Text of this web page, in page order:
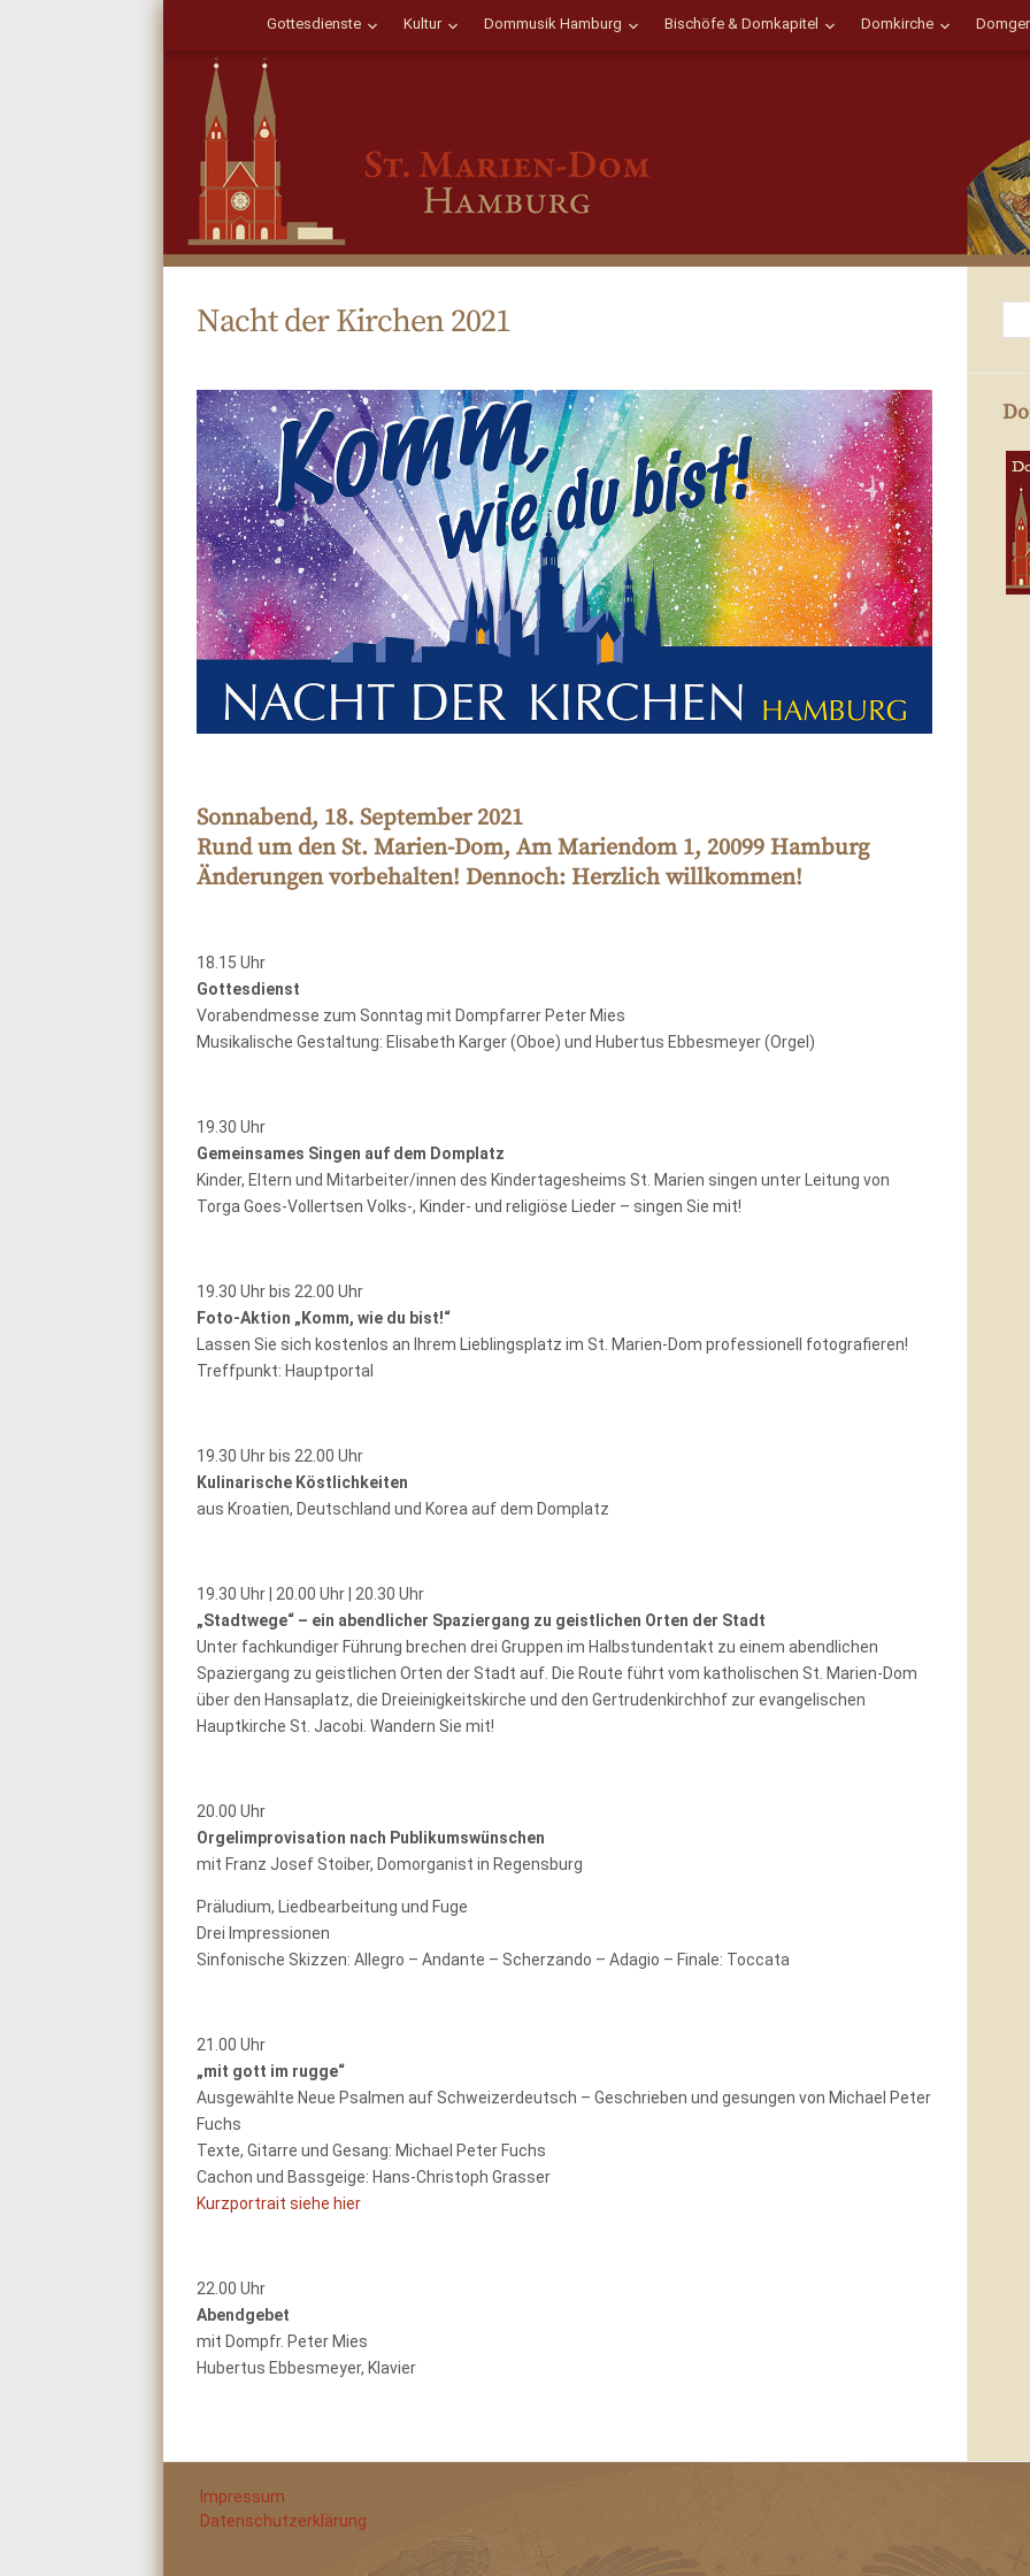
Gottesdienste Kultur Dommusik Hamburg Bischöfe & Domkapitel Domkirche
Nacht der Kirchen 2021
Sonnabend, 18. September 2021
Rund um den St. Marien-Dom, Am Mariendom 1, 20099 Hamburg
Änderungen vorbehalten! Dennoch: Herzlich willkommen!
18.15 Uhr
Gottesdienst
Vorabendmesse zum Sonntag mit Dompfarrer Peter Mies
Musikalische Gestaltung: Elisabeth Karger (Oboe) und Hubertus Ebbesmeyer (Orgel)
19.30 Uhr
Gemeinsames Singen auf dem Domplatz
Kinder, Eltern und Mitarbeiter/innen des Kindertagesheims St. Marien singen unter Leitung von
Torga Goes-Vollertsen Volks-, Kinder- und religiöse Lieder – singen Sie mit!
19.30 Uhr bis 22.00 Uhr
Foto-Aktion „Komm, wie du bist!“
Lassen Sie sich kostenlos an Ihrem Lieblingsplatz im St. Marien-Dom professionell fotografieren!
Treffpunkt: Hauptportal
19.30 Uhr bis 22.00 Uhr
Kulinarische Köstlichkeiten
aus Kroatien, Deutschland und Korea auf dem Domplatz
19.30 Uhr | 20.00 Uhr | 20.30 Uhr
„Stadtwege“ – ein abendlicher Spaziergang zu geistlichen Orten der Stadt
Unter fachkundiger Führung brechen drei Gruppen im Halbstundentakt zu einem abendlichen
Spaziergang zu geistlichen Orten der Stadt auf. Die Route führt vom katholischen St. Marien-Dom
über den Hansaplatz, die Dreieinigkeitskirche und den Gertrudenkirchhof zur evangelischen
Hauptkirche St. Jacobi. Wandern Sie mit!
20.00 Uhr
Orgelimprovisation nach Publikumswünschen
mit Franz Josef Stoiber, Domorganist in Regensburg
Präludium, Liedbearbeitung und Fuge
Drei Impressionen
Sinfonische Skizzen: Allegro – Andante – Scherzando – Adagio – Finale: Toccata
21.00 Uhr
„mit gott im rugge“
Ausgewählte Neue Psalmen auf Schweizerdeutsch – Geschrieben und gesungen von Michael Peter
Fuchs
Texte, Gitarre und Gesang: Michael Peter Fuchs
Cachon und Bassgeige: Hans-Christoph Grasser
Kurzportrait siehe hier
22.00 Uhr
Abendgebet
mit Dompfr. Peter Mies
Hubertus Ebbesmeyer, Klavier
Impressum
Datenschutzerklärung